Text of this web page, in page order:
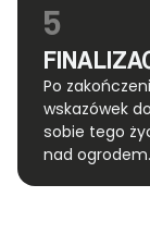
5
Po
wskazówek
sobie tego
nad ogrodem.